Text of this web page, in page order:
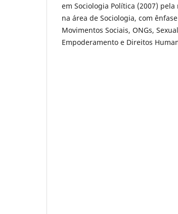
em Sociologia Política (2007)
na área de Sociologia, com
Movimentos Sociais, ONGs,
Empoderamento e Direitos